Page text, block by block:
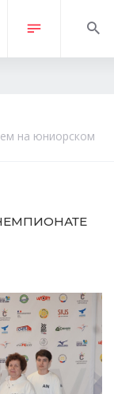
на юниорском